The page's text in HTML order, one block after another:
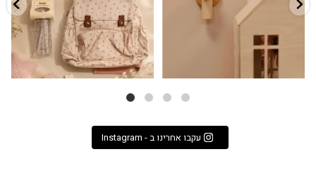
עקבו אחרינו ב - Instagram